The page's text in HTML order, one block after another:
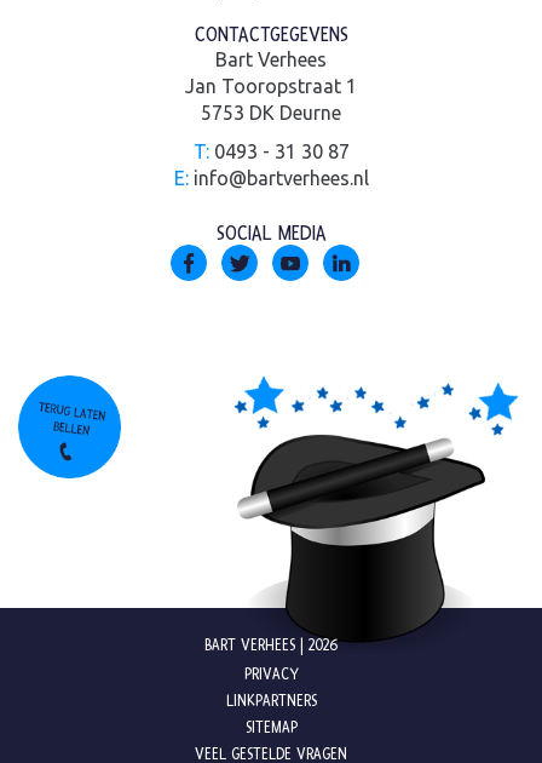
CONTACTGEGEVENS
Bart Verhees
Jan Tooropstraat 1
5753 DK Deurne
T:0493 - 31 30 87
E: info@bartverhees.nl
SOCIAL MEDIA
BART VERHEES | 2026
PRIVACY
LINKPARTNERS
SITEMAP
VEEL GESTELDE VRAGEN